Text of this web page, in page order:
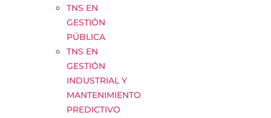
TNS EN
GESTIÓN
PÚBLICA
TNS EN
GESTIÓN
INDUSTRIAL Y
MANTENIMIENTO
PREDICTIVO